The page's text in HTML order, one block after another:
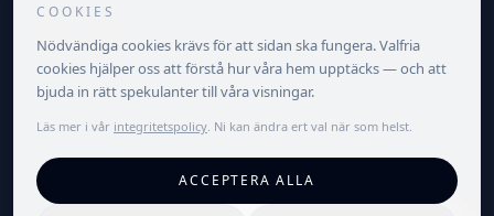
IntegritetspolicyVillkorCookieinställningar
COOKIES
Nödvändiga cookies krävs för att sidan ska fungera. Valfria
cookies hjälper oss att förstå hur våra hem upptäcks — och att
bjuda in rätt spekulanter till våra visningar.
Läs mer i vår integritetspolicy. Ni kan ändra ert val när som helst.
ACCEPTERA ALLA